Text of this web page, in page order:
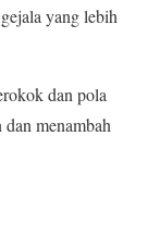
yang lebih
dan pola
menambah